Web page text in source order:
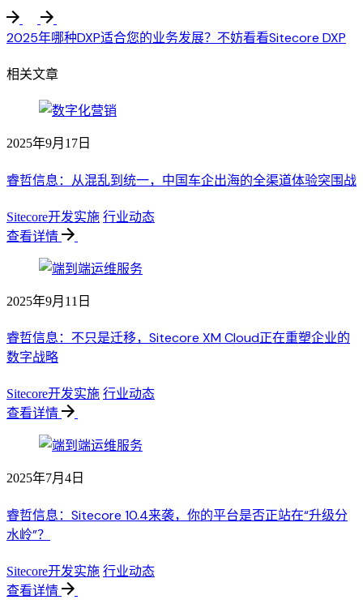
2025年哪种DXP适合您的业务发展？不妨看看Sitecore DXP
相关文章
2025年9月17日
睿哲信息：从混乱到统一，中国车企出海的全渠道体验突围战
Sitecore开发实施 行业动态
查看详情
2025年9月11日
睿哲信息：不只是迁移，Sitecore XM Cloud正在重塑企业的
数字战略
Sitecore开发实施 行业动态
查看详情
2025年7月4日
睿哲信息：Sitecore 10.4来袭，你的平台是否正站在“升级分
水岭”？
Sitecore开发实施 行业动态
查看详情